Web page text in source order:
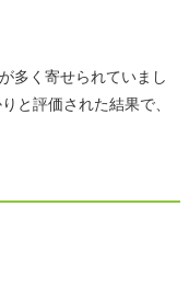
多く寄せられていまし
と評価された結果で、